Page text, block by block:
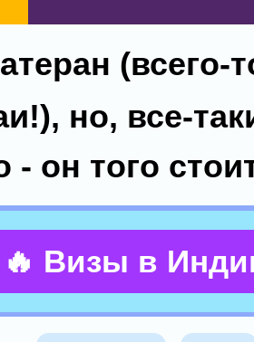
(всего-
но, все-
- он того
🔥 Визы в